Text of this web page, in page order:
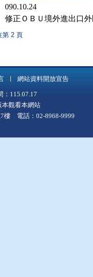
090.10.24
修正ＯＢＵ境外進出口
第 2 頁
網站資料開放宣告
：115.07.17
本觀看本網站
樓 電話：02-8968-9999